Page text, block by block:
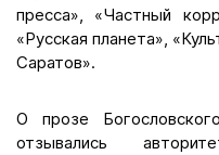
пресса», «Частный
«Русская планета»,
Саратов».
О прозе
отзывались